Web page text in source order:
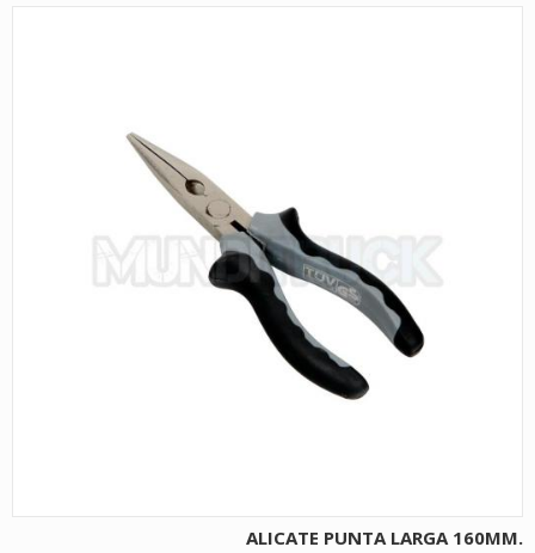
ALICATE PUNTA LARGA 160MM.